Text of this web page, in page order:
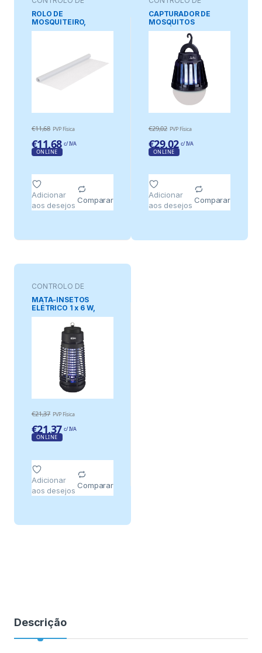
PRAGAS
ROLO DE
MOSQUITEIRO,
BRANCO, 100 x 250
€11,68 PVP Física
€11,68 c/ IVA
ONLINE
Adicionar
aos desejos
Comparar
PRAGAS
CAPTURADOR DE
MOSQUITOS
PORTÁTIL PARA USO
INTERNO E EXTERNO,
5 W, 50 m², Ø8,8 x 12,9
€29,02 PVP Física
€29,02 c/ IVA
ONLINE
Adicionar
aos desejos
Comparar
CONTROLO DE
PRAGAS
MATA-INSETOS
ELÉTRICO 1 x 6 W,
PRETO, 25 m², Ø12 x
€21,37 PVP Física
€21,37 c/ IVA
ONLINE
Adicionar
aos desejos
Comparar
Descrição